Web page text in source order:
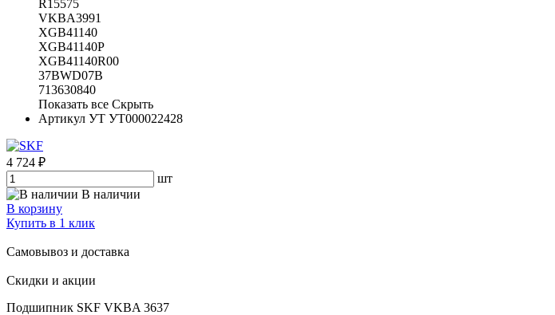
R15575
VKBA3991
XGB41140
XGB41140P
XGB41140R00
37BWD07B
713630840
Показать все Скрыть
Артикул УТ УТ000022428
4 724 ₽
шт
В наличии
В корзину
Купить в 1 клик
Самовывоз и доставка
Скидки и акции
Подшипник SKF VKBA 3637